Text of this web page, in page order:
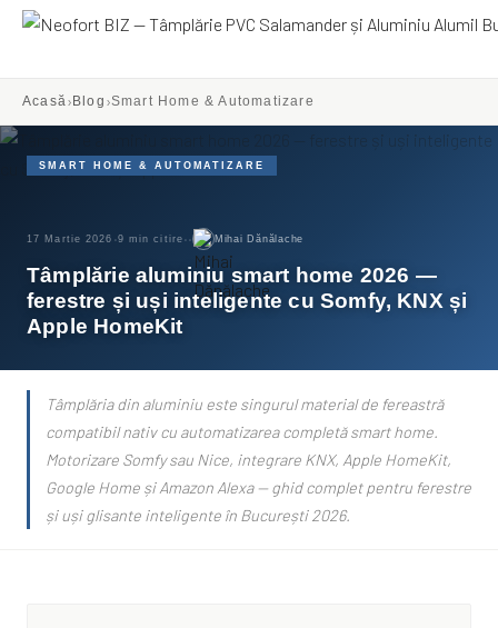
Neofort BIZ
Acasă› Blog ›Smart Home & Automatizare
SMART HOME & AUTOMATIZARE
17 Martie 2026 ·9 min citire ·· Mihai Dănălache
Tâmplărie aluminiu smart home 2026 —
ferestre și uși inteligente cu Somfy, KNX și
Apple HomeKit
Tâmplăria din aluminiu este singurul material de fereastră
compatibil nativ cu automatizarea completă smart home.
Motorizare Somfy sau Nice, integrare KNX, Apple HomeKit,
Google Home și Amazon Alexa — ghid complet pentru ferestre
și uși glisante inteligente în București 2026.